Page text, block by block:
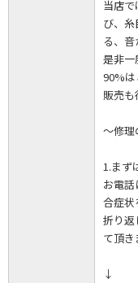
当店
び、
る、
是非一
90%は
販売も
～修理
1.まず
お電
合症状
折り返
て頂き
↓